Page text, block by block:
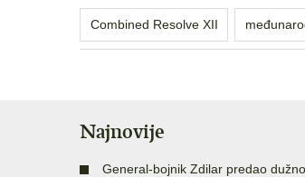
Combined Resolve XII
Najnovije
General-bojnik Zdilar predao